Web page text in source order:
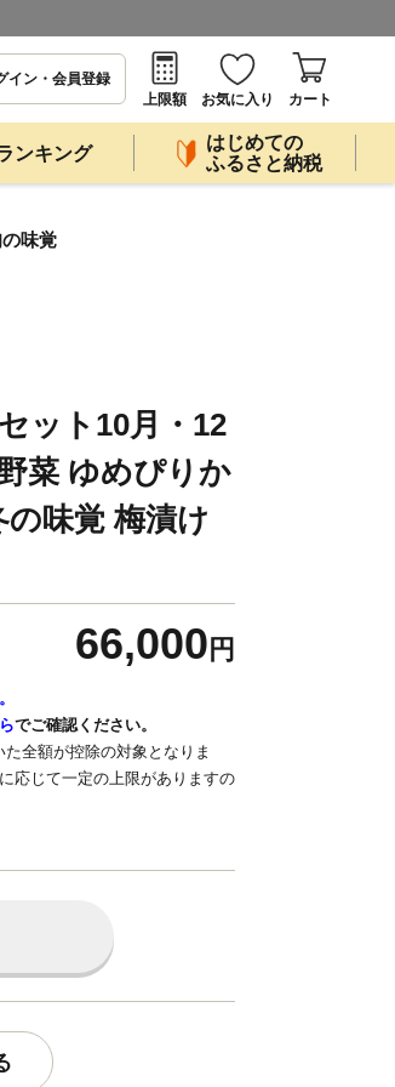
イン・会員登録
上限額
お気に入り カート
ンキング
はじめての
ふるさと納税
味覚
ット10月・12
菜 ゆめぴりか
味覚 梅漬け
66,000 円
でご確認ください。
全額が控除の対象となりま
応じて一定の上限がありますの